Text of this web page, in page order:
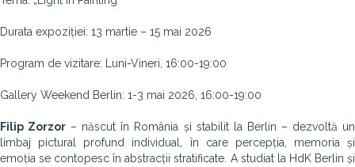
Durata expoziției: 13 martie – 15 mai 2026
Program de vizitare: Luni-Vineri, 16:00-19:00
Gallery Weekend Berlin: 1-3 mai 2026, 16:00-19:00
Filip Zorzor – născut în România și stabilit la Berlin – dezvoltă un
limbaj pictural profund individual, în care percepția, memoria și
emoția se contopesc în abstracții stratificate. A studiat la HdK Berlin și